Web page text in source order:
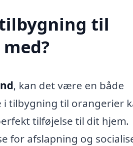
til
, kan det være en både
tilbygning til orangerier
tilføjelse til dit hjem.
for afslapning og